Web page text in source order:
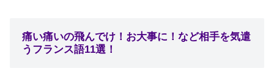
痛い痛いの飛んでけ！お大事に！など相手を気遣
うフランス語11選！